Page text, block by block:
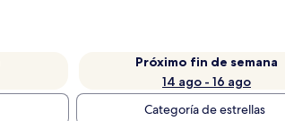
Próximo fin de semana
14 ago - 16 ago
Categoría de estrellas